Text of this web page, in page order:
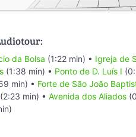
da Bolsa (1:22 min) • Igreja de
(1:38 min) • Ponto de D. Luís I
min) • Forte de São João
(2:23 min) • Avenida dos Aliados